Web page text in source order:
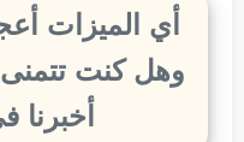
أي الميزات
وهل كنت
أخبرنا